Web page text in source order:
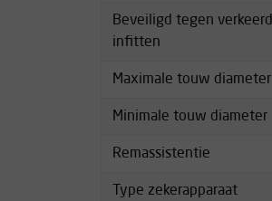
Beveiligd tegen verkeerd
infitten
Maximale touw diameter
Minimale touw diameter
Remassistentie
Type zekerapparaat